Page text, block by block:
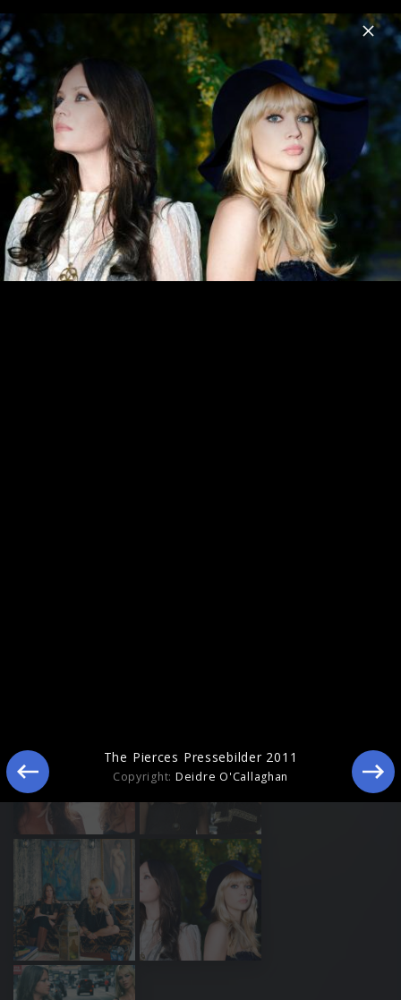
Menu
The Pierces
Home News Musik Videos Fotos Biografie
Pressebilder 2014
The Pierces Pressebilder 2011
Copyright:Deidre O'Callaghan